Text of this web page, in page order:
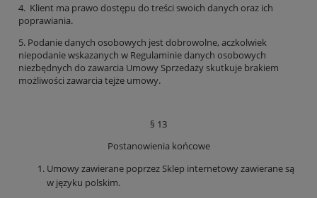
4. Klient ma prawo dostępu do treści swoich danych oraz ich
poprawiania.
5. Podanie danych osobowych jest dobrowolne, aczkolwiek
niepodanie wskazanych w Regulaminie danych osobowych
niezbędnych do zawarcia Umowy Sprzedaży skutkuje brakiem
możliwości zawarcia tejże umowy.
§ 13
Postanowienia końcowe
Umowy zawierane poprzez Sklep internetowy zawierane są
w języku polskim.